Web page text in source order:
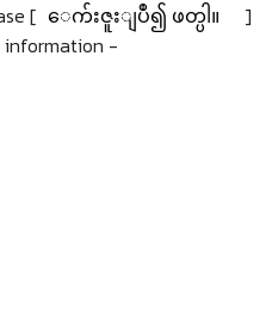
[ ေက်းဇူးျပဳ၍ ဖတ္ပါ။
]
information -